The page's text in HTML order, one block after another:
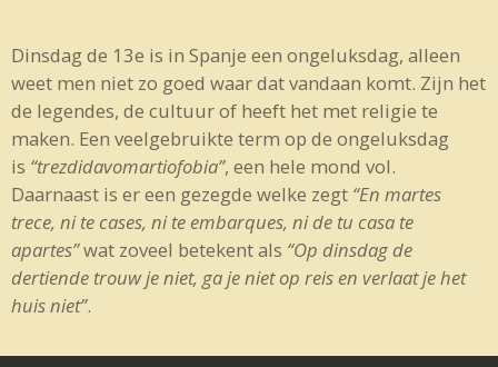
Dinsdag de 13e is in Spanje een ongeluksdag, alleen
weet men niet zo goed waar dat vandaan komt. Zijn het
de legendes, de cultuur of heeft het met religie te
maken. Een veelgebruikte term op de ongeluksdag
is “trezdidavomartiofobia”, een hele mond vol.
Daarnaast is er een gezegde welke zegt “En martes
trece, ni te cases, ni te embarques, ni de tu casa te
apartes”wat zoveel betekent als “Op dinsdag de
dertiende trouw je niet, ga je niet op reis en verlaat je het
huis niet”.